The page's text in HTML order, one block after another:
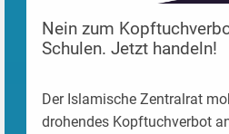
Nein zum
Schulen. Jetzt handeln!
Der Islamische Zentralrat
drohendes Kopftuchverbot